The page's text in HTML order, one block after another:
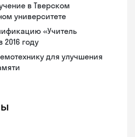
в Тверском
университете
«Учитель
году
для улучшения